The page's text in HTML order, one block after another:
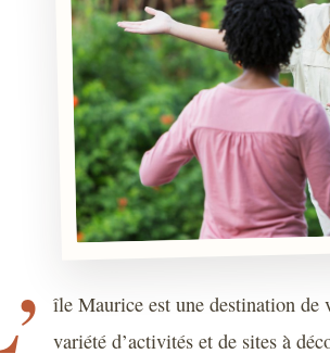
île Maurice est une destination de
variété d’activités et de sites à